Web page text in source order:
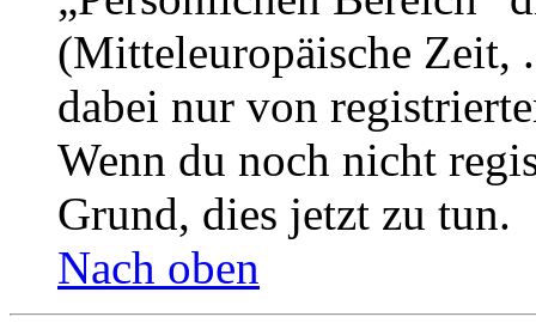
(Mitteleuropäische Zeit,
dabei nur von
Wenn du noch nicht
Grund, dies jetzt zu tun.
Nach oben